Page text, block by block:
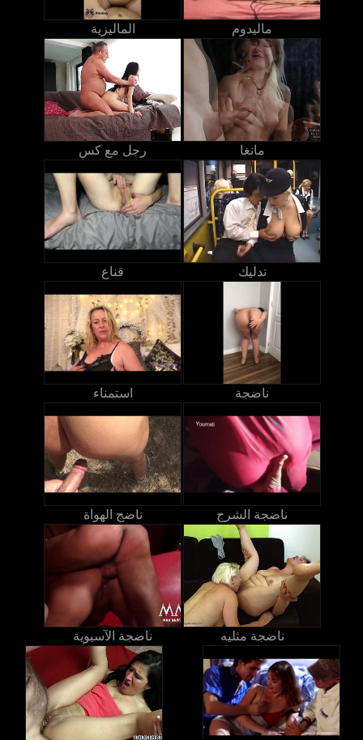
الماليزية ماليدوم
رجل مع كس مانغا
قناع تدليك
استمناء ناضجة
ناضج الهواة ناضجة الشرج
ناضجة الآسيوية ناضجة مثليه